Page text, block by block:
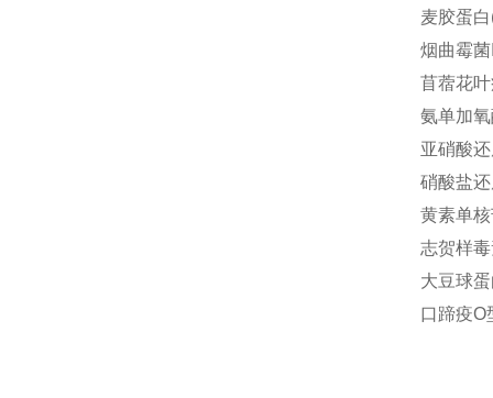
麦胶蛋
烟曲霉
苜蓿花
氨单加
亚硝酸
硝酸盐
黄素单
志贺样
大豆球
口蹄疫O